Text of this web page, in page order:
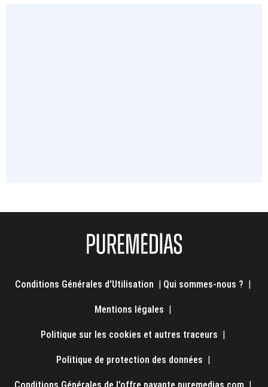
Conditions Générales d'Utilisation | Qui sommes-nous ? |
Mentions légales |
Politique sur les cookies et autres traceurs |
Politique de protection des données |